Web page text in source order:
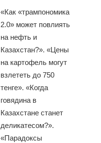
«Как «трампономика
2.0» может повлиять
на нефть и
Казахстан?». «Цены
на картофель могут
взлететь до 750
тенге». «Когда
говядина в
Казахстане станет
деликатесом?».
«Парадоксы